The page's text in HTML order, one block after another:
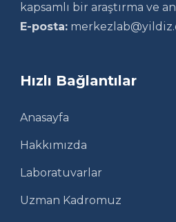
kapsamlı bir araştırma ve
E-posta:
Hızlı Bağlantılar
Anasayfa
Hakkımızda
Laboratuvarlar
Uzman Kadromuz